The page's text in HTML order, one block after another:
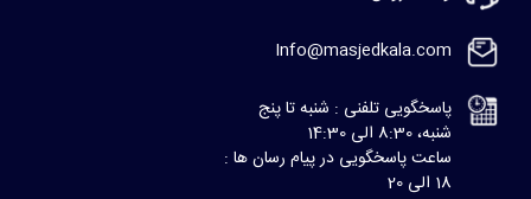
Info@masjedkala.com
پاسخگویی تلفنی : شنبه تا پنج
شنبه، 8:30 الی 14:30
ساعت پاسخگویی در پیام رسان ها :
18 الی 20